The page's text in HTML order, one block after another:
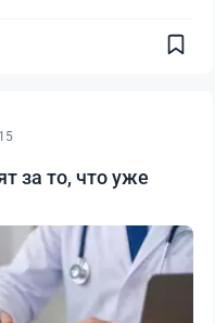
за то, что уже